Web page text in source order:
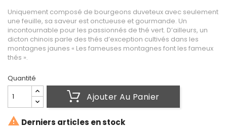
Uniquement composé de bourgeons duveteux avec seulement
une feuille, sa saveur est onctueuse et gourmande. Un
incontournable pour les passionnés de thé vert. D’ailleurs, un
dicton chinois parle des thés d’exception cultivés dans les
montagnes jaunes « Les fameuses montagnes font les fameux
thés ».
Quantité
Ajouter Au Panier
 Derniers articles en stock